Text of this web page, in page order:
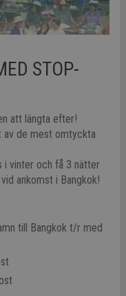
STOP-
att längta efter!
av de mest omtyckta
i vinter och få 3 nätter
ankomst i Bangkok!
till Bangkok t/r med